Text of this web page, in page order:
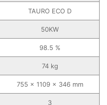
TAURO ECO D
50KW
98.5 %
74 kg
755 × 1109 × 346 mm
3